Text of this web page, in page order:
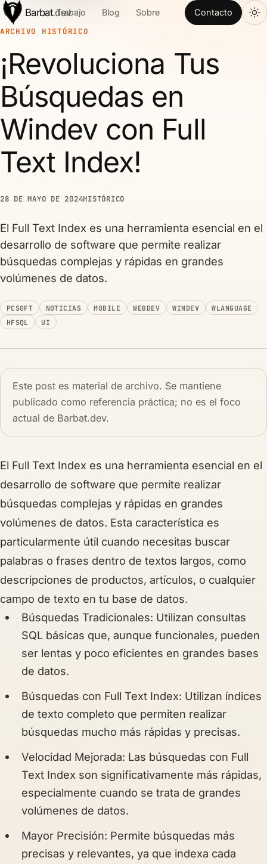
Barbat.dev
Trabajo Blog Sobre
Contacto
ARCHIVO HISTÓRICO
¡Revoluciona Tus
Búsquedas en
Windev con Full
Text Index!
28 DE MAYO DE 2024HISTÓRICO
El Full Text Index es una herramienta esencial en el
desarrollo de software que permite realizar
búsquedas complejas y rápidas en grandes
volúmenes de datos.
PCSOFT NOTICIAS MOBILE WEBDEV WINDEV
WLANGUAGE
HFSQL
UI
Este post es material de archivo. Se mantiene
publicado como referencia práctica; no es el foco
actual de Barbat.dev.
El Full Text Index es una herramienta esencial en el
desarrollo de software que permite realizar
búsquedas complejas y rápidas en grandes
volúmenes de datos. Esta característica es
particularmente útil cuando necesitas buscar
palabras o frases dentro de textos largos, como
descripciones de productos, artículos, o cualquier
campo de texto en tu base de datos.
Búsquedas Tradicionales: Utilizan consultas
SQL básicas que, aunque funcionales, pueden
ser lentas y poco eficientes en grandes bases
de datos.
Búsquedas con Full Text Index: Utilizan índices
de texto completo que permiten realizar
búsquedas mucho más rápidas y precisas.
Velocidad Mejorada: Las búsquedas con Full
Text Index son significativamente más rápidas,
especialmente cuando se trata de grandes
volúmenes de datos.
Mayor Precisión: Permite búsquedas más
precisas y relevantes, ya que indexa cada